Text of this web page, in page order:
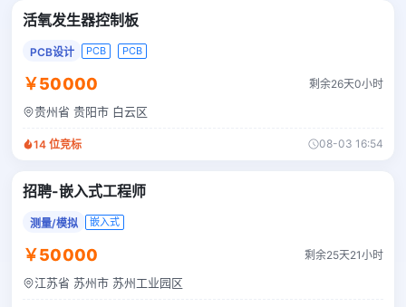
活氧发生器控制板
PCB设计 PCB PCB
￥50000 剩余26天0小时
贵州省 贵阳市 白云区
14 位竞标 08-03 16:54
招聘-嵌入式工程师
测量/模拟 嵌入式
￥50000 剩余25天21小时
江苏省 苏州市 苏州工业园区